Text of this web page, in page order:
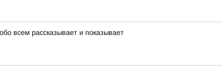
всем рассказывает и показывает